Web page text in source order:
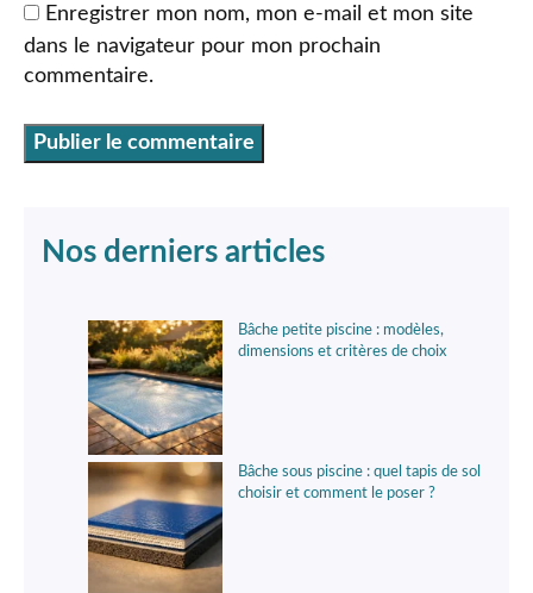
Enregistrer mon nom, mon e-mail et mon site
dans le navigateur pour mon prochain
commentaire.
Nos derniers articles
Bâche petite piscine : modèles,
dimensions et critères de choix
Bâche sous piscine : quel tapis de sol
choisir et comment le poser ?